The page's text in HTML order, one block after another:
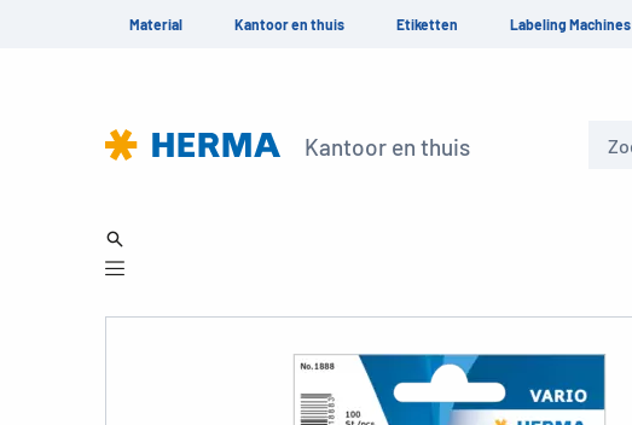
Material Kantoor en thuis Etiketten Labeling Machines
Kantoor en thuis